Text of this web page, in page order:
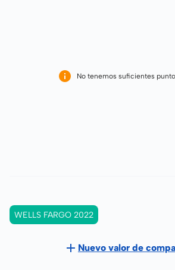
No tenemos suficientes
WELLS FARGO 2022
Nuevo valor de